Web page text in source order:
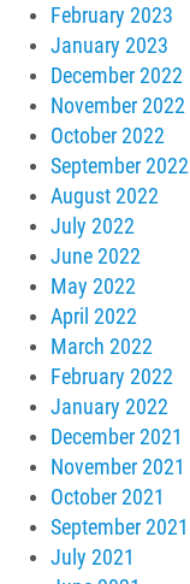
February 2023
January 2023
December 2022
November 2022
October 2022
September 2022
August 2022
July 2022
June 2022
May 2022
April 2022
March 2022
February 2022
January 2022
December 2021
November 2021
October 2021
September 2021
July 2021